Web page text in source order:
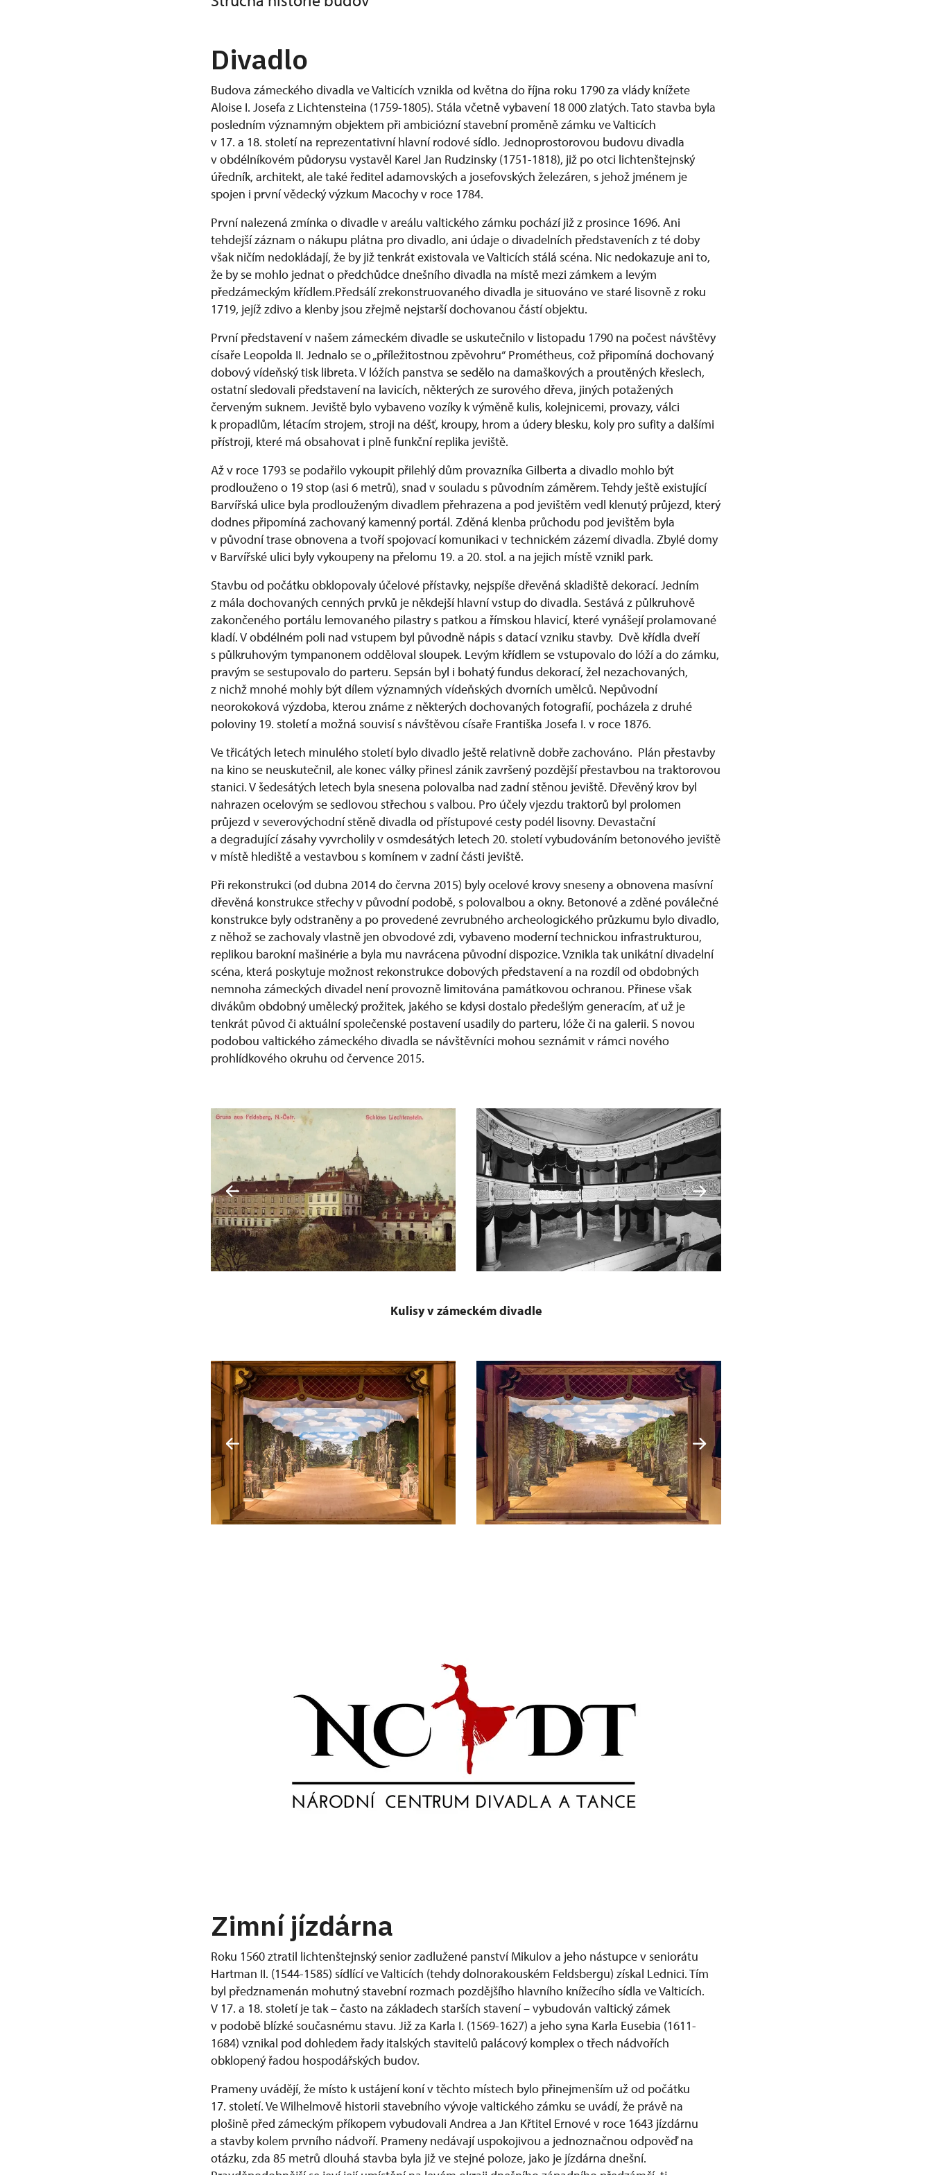
Divadlo
Budova zámeckého divadla ve Valticích vznikla od května do října roku 1790 za vlády knížete
Aloise I. Josefa z Lichtensteina (1759-1805). Stála včetně vybavení 18 000 zlatých. Tato stavba byla
posledním významným objektem při ambiciózní stavební proměně zámku ve Valticích
v 17. a 18. století na reprezentativní hlavní rodové sídlo. Jednoprostorovou budovu divadla
v obdélníkovém půdorysu vystavěl Karel Jan Rudzinsky (1751-1818), již po otci lichtenštejnský
úředník, architekt, ale také ředitel adamovských a josefovských železáren, s jehož jménem je
spojen i první vědecký výzkum Macochy v roce 1784.
První nalezená zmínka o divadle v areálu valtického zámku pochází již z prosince 1696. Ani
tehdejší záznam o nákupu plátna pro divadlo, ani údaje o divadelních představeních z té doby
však ničím nedokládají, že by již tenkrát existovala ve Valticích stálá scéna. Nic nedokazuje ani to,
že by se mohlo jednat o předchůdce dnešního divadla na místě mezi zámkem a levým
předzámeckým křídlem.Předsálí zrekonstruovaného divadla je situováno ve staré lisovně z roku
1719, jejíž zdivo a klenby jsou zřejmě nejstarší dochovanou částí objektu.
První představení v našem zámeckém divadle se uskutečnilo v listopadu 1790 na počest návštěvy
císaře Leopolda II. Jednalo se o „příležitostnou zpěvohru“ Prométheus, což připomíná dochovaný
dobový vídeňský tisk libreta. V lóžích panstva se sedělo na damaškových a proutěných křeslech,
ostatní sledovali představení na lavicích, některých ze surového dřeva, jiných potažených
červeným suknem. Jeviště bylo vybaveno vozíky k výměně kulis, kolejnicemi, provazy, válci
k propadlům, létacím strojem, stroji na déšť, kroupy, hrom a údery blesku, koly pro sufity a dalšími
přístroji, které má obsahovat i plně funkční replika jeviště.
Až v roce 1793 se podařilo vykoupit přilehlý dům provazníka Gilberta a divadlo mohlo být
prodlouženo o 19 stop (asi 6 metrů), snad v souladu s původním záměrem. Tehdy ještě existující
Barvířská ulice byla prodlouženým divadlem přehrazena a pod jevištěm vedl klenutý průjezd, který
dodnes připomíná zachovaný kamenný portál. Zděná klenba průchodu pod jevištěm byla
v původní trase obnovena a tvoří spojovací komunikaci v technickém zázemí divadla. Zbylé domy
v Barvířské ulici byly vykoupeny na přelomu 19. a 20. stol. a na jejich místě vznikl park.
Stavbu od počátku obklopovaly účelové přístavky, nejspíše dřevěná skladiště dekorací. Jedním
z mála dochovaných cenných prvků je někdejší hlavní vstup do divadla. Sestává z půlkruhově
zakončeného portálu lemovaného pilastry s patkou a římskou hlavicí, které vynášejí prolamované
kladí. V obdélném poli nad vstupem byl původně nápis s datací vzniku stavby. Dvě křídla dveří
s půlkruhovým tympanonem odděloval sloupek. Levým křídlem se vstupovalo do lóží a do zámku,
pravým se sestupovalo do parteru. Sepsán byl i bohatý fundus dekorací, žel nezachovaných,
z nichž mnohé mohly být dílem významných vídeňských dvorních umělců. Nepůvodní
neorokoková výzdoba, kterou známe z některých dochovaných fotografií, pocházela z druhé
poloviny 19. století a možná souvisí s návštěvou císaře Františka Josefa I. v roce 1876.
Ve třicátých letech minulého století bylo divadlo ještě relativně dobře zachováno. Plán přestavby
na kino se neuskutečnil, ale konec války přinesl zánik završený pozdější přestavbou na traktorovou
stanici. V šedesátých letech byla snesena polovalba nad zadní stěnou jeviště. Dřevěný krov byl
nahrazen ocelovým se sedlovou střechou s valbou. Pro účely vjezdu traktorů byl prolomen
průjezd v severovýchodní stěně divadla od přístupové cesty podél lisovny. Devastační
a degradující zásahy vyvrcholily v osmdesátých letech 20. století vybudováním betonového jeviště
v místě hlediště a vestavbou s komínem v zadní části jeviště.
Při rekonstrukci (od dubna 2014 do června 2015) byly ocelové krovy sneseny a obnovena masívní
dřevěná konstrukce střechy v původní podobě, s polovalbou a okny. Betonové a zděné poválečné
konstrukce byly odstraněny a po provedené zevrubného archeologického průzkumu bylo divadlo,
z něhož se zachovaly vlastně jen obvodové zdi, vybaveno moderní technickou infrastrukturou,
replikou barokní mašinérie a byla mu navrácena původní dispozice. Vznikla tak unikátní divadelní
scéna, která poskytuje možnost rekonstrukce dobových představení a na rozdíl od obdobných
nemnoha zámeckých divadel není provozně limitována památkovou ochranou. Přinese však
divákům obdobný umělecký prožitek, jakého se kdysi dostalo předešlým generacím, ať už je
tenkrát původ či aktuální společenské postavení usadily do parteru, lóže či na galerii. S novou
podobou valtického zámeckého divadla se návštěvníci mohou seznámit v rámci nového
prohlídkového okruhu od července 2015.
Kulisy v zámeckém divadle
Zimní jízdárna
Roku 1560 ztratil lichtenštejnský senior zadlužené panství Mikulov a jeho nástupce v seniorátu
Hartman II. (1544-1585) sídlící ve Valticích (tehdy dolnorakouském Feldsbergu) získal Lednici. Tím
byl předznamenán mohutný stavební rozmach pozdějšího hlavního knížecího sídla ve Valticích.
V 17. a 18. století je tak – často na základech starších stavení – vybudován valtický zámek
v podobě blízké současnému stavu. Již za Karla I. (1569-1627) a jeho syna Karla Eusebia (1611-
1684) vznikal pod dohledem řady italských stavitelů palácový komplex o třech nádvořích
obklopený řadou hospodářských budov.
Prameny uvádějí, že místo k ustájení koní v těchto místech bylo přinejmenším už od počátku
17. století. Ve Wilhelmově historii stavebního vývoje valtického zámku se uvádí, že právě na
plošině před zámeckým příkopem vybudovali Andrea a Jan Křtitel Ernové v roce 1643 jízdárnu
a stavby kolem prvního nádvoří. Prameny nedávají uspokojivou a jednoznačnou odpověď na
otázku, zda 85 metrů dlouhá stavba byla již ve stejné poloze, jako je jízdárna dnešní.